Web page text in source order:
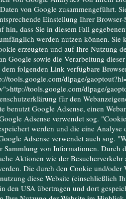
von Google zusammengeführt.
Einstellung Ihrer
hin, dass Sie in diesem Fall
werden nutzen können. Sie
erzeugten und auf Ihre Nutzung
Google sowie die Verarbeitung
dem folgenden Link verfügbare
tools.google.com/dlpage/
tools.google.com/dlpage/
für den
benutzt Google Adsense, einen
Adsense verwendet sog.
werden und die eine Analyse
Adsense verwendet auch sog.
Sammlung von Informationen. Durch
Aktionen wie der Besucherverkehr
Die durch den Cookie und/oder
diese Website (einschließlich
den USA übertragen und dort